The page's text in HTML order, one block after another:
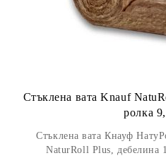
Стъклена вата Knauf
ролка
Стъклена вата Кнауф
NaturRoll Plus, дебелина